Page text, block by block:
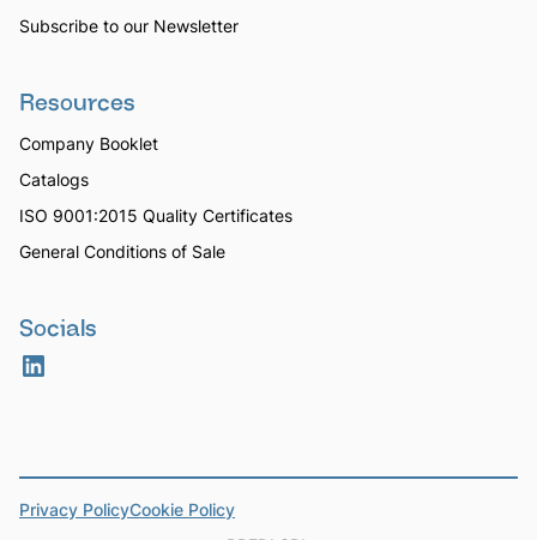
Subscribe to our Newsletter
Resources
Company Booklet
Catalogs
ISO 9001:2015 Quality Certificates
General Conditions of Sale
Socials
Privacy PolicyCookie Policy